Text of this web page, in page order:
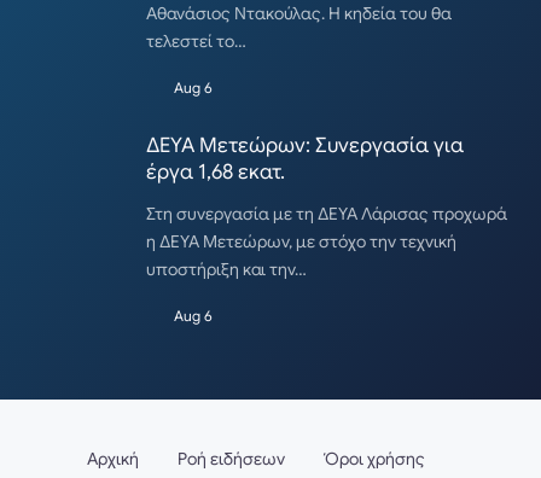
Αθανάσιος Ντακούλας. Η κηδεία του θα
τελεστεί το…
Aug 6
ΔΕΥΑ Μετεώρων: Συνεργασία για
έργα 1,68 εκατ.
Στη συνεργασία με τη ΔΕΥΑ Λάρισας προχωρά
η ΔΕΥΑ Μετεώρων, με στόχο την τεχνική
υποστήριξη και την…
Aug 6
Αρχική Ροή ειδήσεων Όροι χρήσης